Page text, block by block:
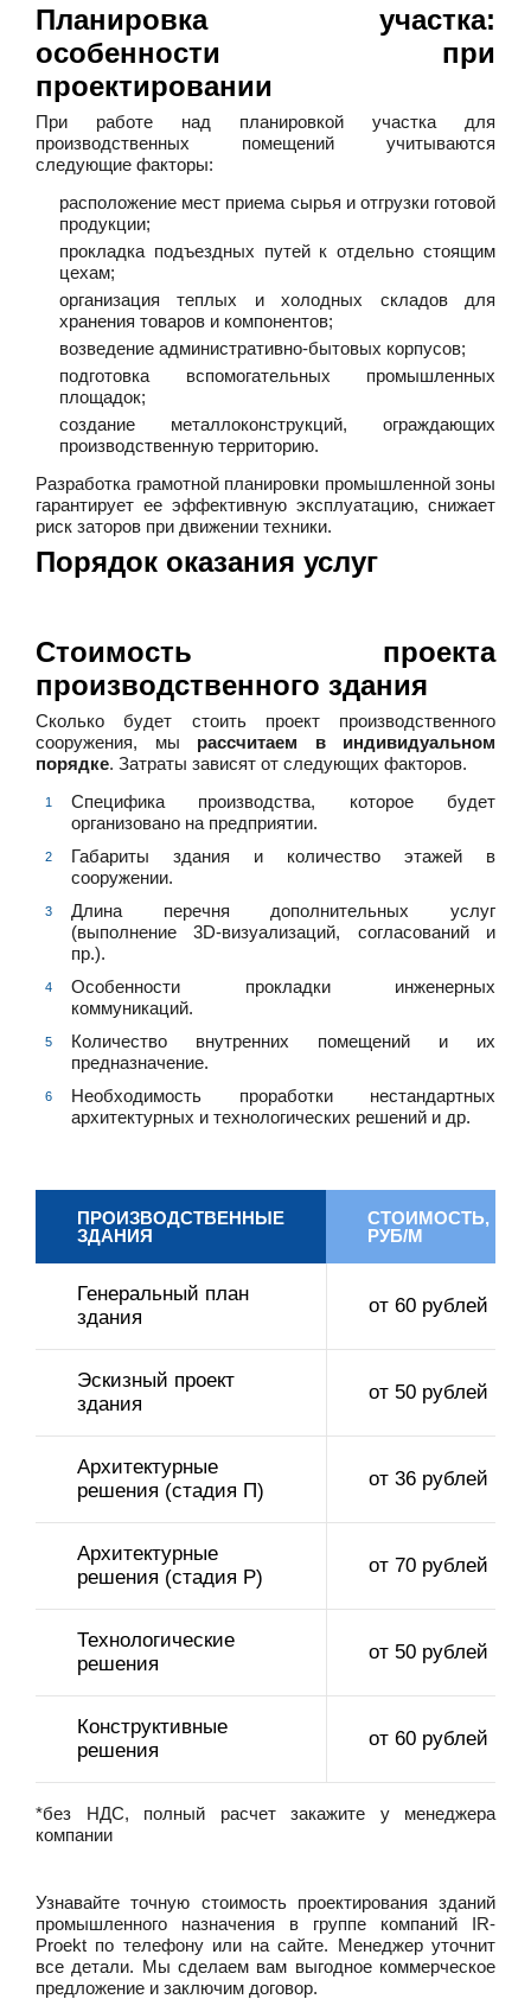
Планировка участка:
особенности при
проектировании
При работе над планировкой участка для
производственных помещений учитываются
следующие факторы:
расположение мест приема сырья и отгрузки готовой
продукции;
прокладка подъездных путей к отдельно стоящим
цехам;
организация теплых и холодных складов для
хранения товаров и компонентов;
возведение административно-бытовых корпусов;
подготовка вспомогательных промышленных
площадок;
создание металлоконструкций, ограждающих
производственную территорию.
Разработка грамотной планировки промышленной зоны
гарантирует ее эффективную эксплуатацию, снижает
риск заторов при движении техники.
Порядок оказания услуг
Стоимость проекта
производственного здания
Сколько будет стоить проект производственного
сооружения, мы рассчитаем в индивидуальном
порядке. Затраты зависят от следующих факторов.
Специфика производства, которое будет
организовано на предприятии.
Габариты здания и количество этажей в
сооружении.
Длина перечня дополнительных услуг
(выполнение 3D-визуализаций, согласований и
пр.).
Особенности прокладки инженерных
коммуникаций.
Количество внутренних помещений и их
предназначение.
Необходимость проработки нестандартных
архитектурных и технологических решений и др.
ПРОИЗВОДСТВЕННЫЕ
ЗДАНИЯ
СТОИМОСТЬ,
РУБ/М
Генеральный план
здания
от 60 рублей
Эскизный проект
здания
от 50 рублей
Архитектурные
решения (стадия П)
от 36 рублей
Архитектурные
решения (стадия Р)
от 70 рублей
Технологические
решения
от 50 рублей
Конструктивные
решения
от 60 рублей
*без НДС, полный расчет закажите у менеджера
компании
Узнавайте точную стоимость проектирования зданий
промышленного назначения в группе компаний IR-
Proekt по телефону или на сайте. Менеджер уточнит
все детали. Мы сделаем вам выгодное коммерческое
предложение и заключим договор.